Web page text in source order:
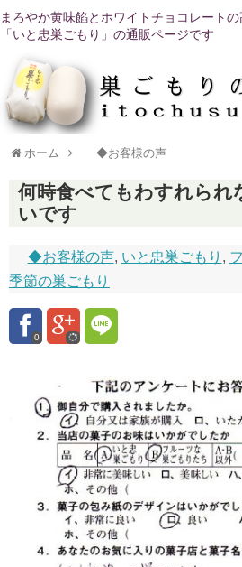
まろやか黄味餡とホワイトチョコレート
「いと忠巣ごもり」の通販ページです
ホーム ◆お客様の声
何時食べてもわすれられ
いです
◆お客様の声, いと忠巣ごもり ,
季節の巣ごもり
0